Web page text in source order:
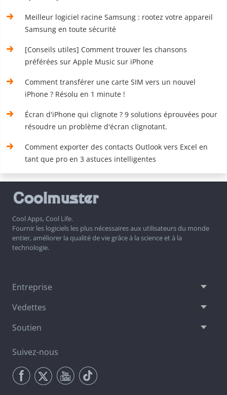
Meilleur logiciel racine Samsung : rootez votre appareil
Samsung en toute sécurité
[Conseils utiles] Comment trouver les chansons
préférées sur Apple Music sur iPhone
Comment transférer une carte SIM vers un nouvel
iPhone ? Résolu en 1 minute !
Écran d'iPhone qui clignote ? 9 solutions éprouvées pour
résoudre un problème d'écran clignotant.
Comment exporter des contacts Outlook vers Excel en
tant que pro en 3 astuces intelligentes
Cool Apps, Cool Life.
Fournir les logiciels les plus nécessaires aux utilisateurs du monde
entier, améliorer la qualité de vie grâce à la science et à la
technologie.
Entreprise
Vedettes
Soutien
Suivez-nous